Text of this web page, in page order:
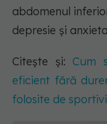
abdomenul
depresie și
Citește și: Cum
eficient fără
folosite de